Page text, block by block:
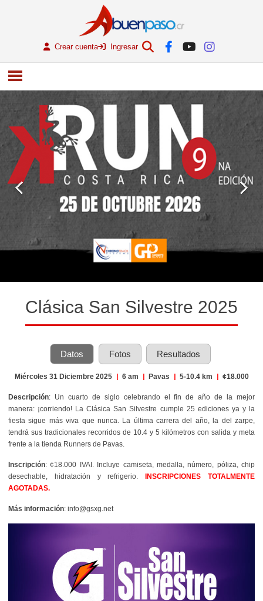
Crear cuenta Ingresar
Clásica San Silvestre 2025
Datos Fotos Resultados
Miércoles 31 Diciembre 2025 | 6 am | Pavas | 5-10.4 km | ¢18.000
Descripción: Un cuarto de siglo celebrando el fin de año de la mejor
manera: ¡corriendo! La Clásica San Silvestre cumple 25 ediciones ya y la
fiesta sigue más viva que nunca. La última carrera del año, la del zarpe,
tendrá sus tradicionales recorridos de 10.4 y 5 kilómetros con salida y meta
frente a la tienda Runners de Pavas.
Inscripción: ¢18.000 IVAI. Incluye camiseta, medalla, número, póliza, chip
desechable, hidratación y refrigerio.INSCRIPCIONES TOTALMENTE
AGOTADAS.
Más información: info@gsxg.net